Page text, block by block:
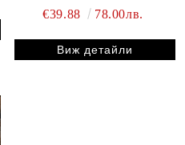
чашка Salina 340
€39.88 78.00лв.
Виж детайли